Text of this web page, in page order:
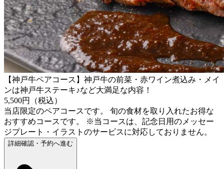
【神戸牛ペアコース】神戸牛の前菜・赤ワイン煮込み・メイ
ンは神戸牛ステーキ♪など大満足な内容！
5,500円（税込）
当店限定のペアコースです。 旬の食材を取り入れたお得な
おすすめコースです。 ※当コースは、記念日用のメッセー
ジプレート・イラストのサービスに対応しておりません。
詳細確認・予約へ進む